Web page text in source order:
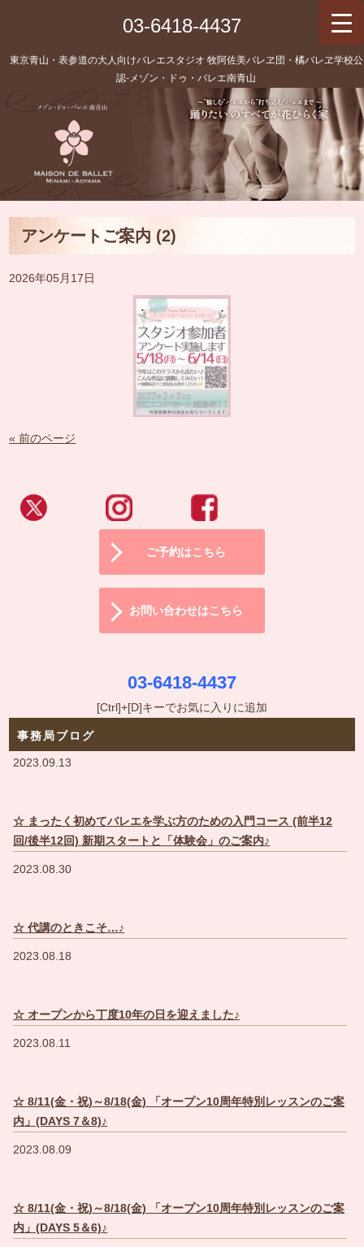
03-6418-4437
東京青山・表参道の大人向けバレエスタジオ 牧阿佐美バレヱ団・橘バレヱ学校公
認‐メゾン・ドゥ・バレエ南青山
アンケートご案内 (2)
2026年05月17日
« 前のページ
ご予約はこちら
お問い合わせはこちら
03-6418-4437
[Ctrl]+[D]キーでお気に入りに追加
事務局ブログ
2023.09.13
☆ まったく初めてバレエを学ぶ方のための入門コース (前半12
回/後半12回) 新期スタートと「体験会」のご案内♪
2023.08.30
☆ 代講のときこそ…♪
2023.08.18
☆ オープンから丁度10年の日を迎えました♪
2023.08.11
☆ 8/11(金・祝)～8/18(金) 「オープン10周年特別レッスンのご案
内」(DAYS 7＆8)♪
2023.08.09
☆ 8/11(金・祝)～8/18(金) 「オープン10周年特別レッスンのご案
内」(DAYS 5＆6)♪